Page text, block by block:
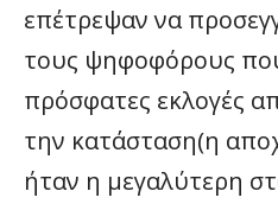
επέτρεψαν να
τους ψηφοφόρους
πρόσφατες εκλογές
την κατάσταση(η
ήταν η μεγαλύτερη